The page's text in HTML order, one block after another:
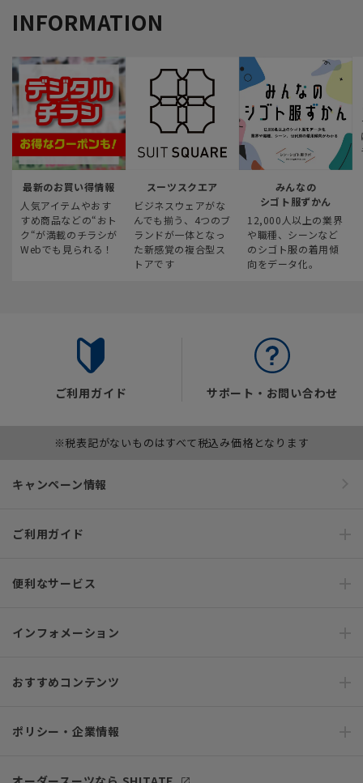
INFORMATION
最新のお買い得情報
人気アイテムやおす
すめ商品などの“おト
ク“が満載のチラシが
Webでも見られる！
スーツスクエア
ビジネスウェアがな
んでも揃う、4つのブ
ランドが一体となっ
た新感覚の複合型ス
トアです
みんなの
シゴト服ずかん
12,000人以上の業界
や職種、シーンなど
のシゴト服の着用傾
向をデータ化。
ご利用ガイド サポート・お問い合わせ
※税表記がないものはすべて税込み価格となります
キャンペーン情報
ご利用ガイド
便利なサービス
インフォメーション
おすすめコンテンツ
ポリシー・企業情報